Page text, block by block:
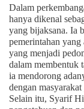
Dalam
hanya dikenal
yang bijaksana. Ia
pemerintahan
yang menjadi
dalam membentuk
ia mendorong
dengan
Selain itu, Syarif